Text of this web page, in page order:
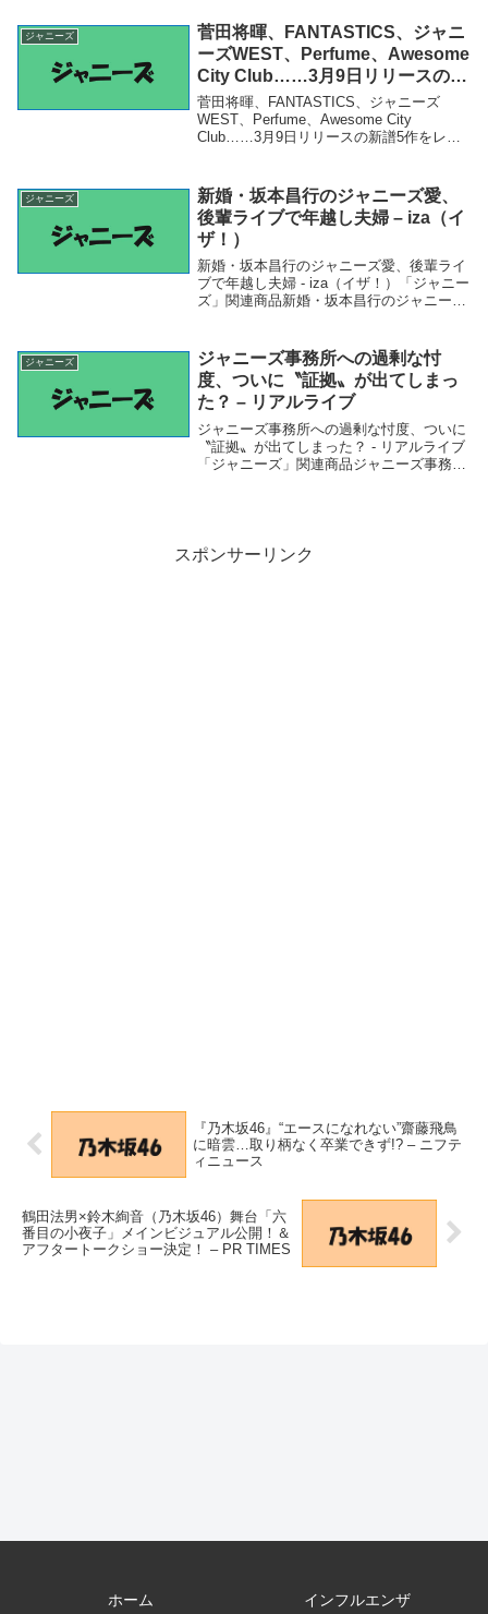
ーズWEST（音楽ナタリー） ...
ジャニーズ
菅田将暉、FANTASTICS、ジャニ
ーズWEST、Perfume、Awesome
City Club……3月9日リリースの新
譜5作をレビュー – リアルサウンド
菅田将暉、FANTASTICS、ジャニーズ
WEST、Perfume、Awesome City
Club……3月9日リリースの新譜5作をレビ
WEST、Pe...
ジャニーズ
新婚・坂本昌行のジャニーズ愛、
後輩ライブで年越し夫婦 – iza（イ
ザ！）
新婚・坂本昌行のジャニーズ愛、後輩ライ
ブで年越し夫婦 - iza（イザ！）「ジャニー
ズ」関連商品新婚・坂本昌行のジャニーズ
後輩ライブで年越し夫婦iza（イザ！）
ジャニーズ
ジャニーズ事務所への過剰な忖
度、ついに〝証拠〟が出てしまっ
た？ – リアルライブ
ジャニーズ事務所への過剰な忖度、ついに
〝証拠〟が出てしまった？ - リアルライブ
「ジャニーズ」関連商品ジャニーズ事務所
スポンサーリンク
『乃木坂46』“エースになれない”齋藤飛鳥
に暗雲…取り柄なく卒業できず!? – ニフテ
ィニュース
鶴田法男×鈴木絢音（乃木坂46）舞台「六
番目の小夜子」メインビジュアル公開！＆
アフタートークショー決定！ – PR TIMES
ホーム インフルエンザ